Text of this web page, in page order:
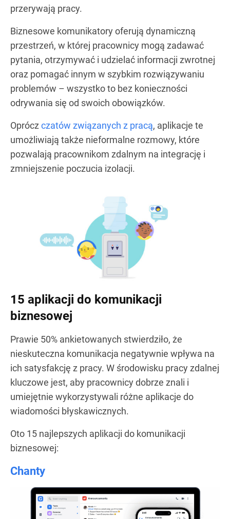
przerywają pracy.
Biznesowe komunikatory oferują dynamiczną
przestrzeń, w której pracownicy mogą zadawać
pytania, otrzymywać i udzielać informacji zwrotnej
oraz pomagać innym w szybkim rozwiązywaniu
problemów – wszystko to bez konieczności
odrywania się od swoich obowiązków.
Oprócz czatów związanych z pracą, aplikacje te
umożliwiają także nieformalne rozmowy, które
pozwalają pracownikom zdalnym na integrację i
zmniejszenie poczucia izolacji.
15 aplikacji do komunikacji
biznesowej
Prawie 50% ankietowanych stwierdziło, że
nieskuteczna komunikacja negatywnie wpływa na
ich satysfakcję z pracy. W środowisku pracy zdalnej
kluczowe jest, aby pracownicy dobrze znali i
umiejętnie wykorzystywali różne aplikacje do
wiadomości błyskawicznych.
Oto 15 najlepszych aplikacji do komunikacji
biznesowej:
Chanty